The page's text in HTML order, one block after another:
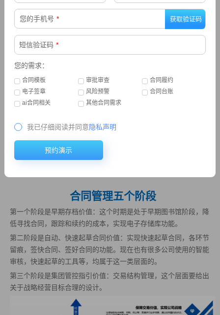
条款反馈等，以应用场景为牵引，从合同角度进行企业经营数据的
归集和分析，驱动企业发现改善空间，快速准确决策。并基于模版
和条款的引用率，排序高频使用条款，优化交易结构。
在这方面系统也提供了新的交互方式，比如说某个公司出现了经营
的重大风险问题，我们可以立即查询与该企业有关的所有的合同，
参股公司控股公司以及履约情况，将相关合同列出来，无须再一个
合同管理五个阶段
第一个阶段是早期存档价值：这个时期是处于早期图书馆阶段，降
低寻找合同，跟踪和续约的成本，实现电子存储库功能。
第二阶段是自动、快速起草合同价值：实现快速起草合同，各环节
留痕，签快合同、签好合同的功能。现在也有很多公司使用的智能
审核，快速起草的工具等，均属于这一类层面的。
第三个阶段是集团管控指引价值：交易结构管理，这个层面要给出
关于战略经营目标合理的设计。
您的手机号 *
短信验证码 *
您的需求：
合同模板 审批审查
合同履约
电子签章
风险预警
合同台账
ai合同相关
其他合同需求
我已仔细阅读并同意隐私声明
预约演示